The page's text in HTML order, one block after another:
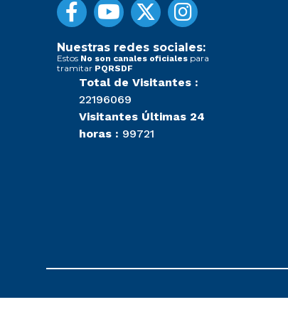
Nuestras redes sociales:
Estos No son canales oficiales para
tramitar PQRSDF
Total de Visitantes :
22196069
Visitantes Últimas 24
horas : 99721